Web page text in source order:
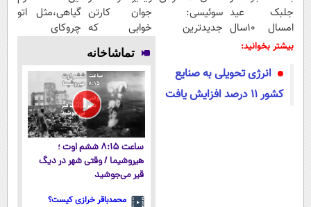
جلبک عید
امسال ۱۰سال
جوون تری
سوئیسی:
جدیدترین
پرداخت قسطی
جوان کارتن
خوابی که
میلیاردر شد.
آموزش رایگان
گیاهی،مثل اتو
چروکای
بیشتر بخوانید:
انرژی تحویلی به صنایع
کشور 11 درصد افزایش یافت
تماشاخانه
ساعت ۸:۱۵ ششم اوت ؛
هیروشیما / وقتی شهر در دیگ
قیر می‌جوشید
محمدباقر خرازی کیست؟